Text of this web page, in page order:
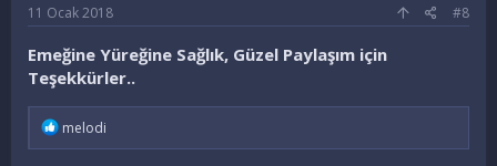
11 Ocak 2018 #8
Emeğine Yüreğine Sağlık, Güzel Paylaşım için
Teşekkürler..
İmelodi